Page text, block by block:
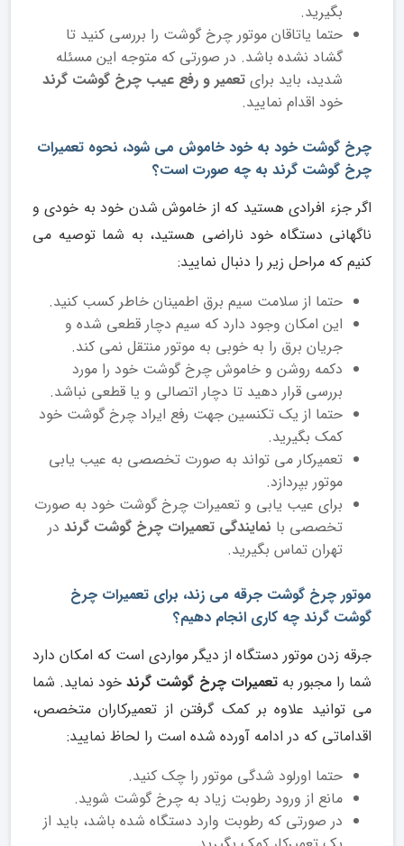
بگیرید.
حتما یاتاقان موتور چرخ گوشت را بررسی کنید تا
گشاد نشده باشد. در صورتی که متوجه این مسئله
شدید، باید برای تعمیر و رفع عیب چرخ گوشت گرند
خود اقدام نمایید.
چرخ گوشت خود به خود خاموش می شود، نحوه تعمیرات
چرخ گوشت گرند به چه صورت است؟
اگر جزء افرادی هستید که از خاموش شدن خود به خودی و
ناگهانی دستگاه خود ناراضی هستید، به شما توصیه می
کنیم که مراحل زیر را دنبال نمایید:
حتما از سلامت سیم برق اطمینان خاطر کسب کنید.
این امکان وجود دارد که سیم دچار قطعی شده و
جریان برق را به خوبی به موتور منتقل نمی کند.
دکمه روشن و خاموش چرخ گوشت خود را مورد
بررسی قرار دهید تا دچار اتصالی و یا قطعی نباشد.
حتما از یک تکنسین جهت رفع ایراد چرخ گوشت خود
کمک بگیرید.
تعمیرکار می تواند به صورت تخصصی به عیب یابی
موتور بپردازد.
برای عیب یابی و تعمیرات چرخ گوشت خود به صورت
تخصصی با نمایندگی تعمیرات چرخ گوشت گرند در
تهران تماس بگیرید.
موتور چرخ گوشت جرقه می زند، برای تعمیرات چرخ
گوشت گرند چه کاری انجام دهیم؟
جرقه زدن موتور دستگاه از دیگر مواردی است که امکان دارد
شما را مجبور بهتعمیرات چرخ گوشت گرندخود نماید. شما
می توانید علاوه بر کمک گرفتن از تعمیرکاران متخصص،
اقداماتی که در ادامه آورده شده است را لحاظ نمایید:
حتما اورلود شدگی موتور را چک کنید.
مانع از ورود رطوبت زیاد به چرخ گوشت شوید.
در صورتی که رطوبت وارد دستگاه شده باشد، باید از